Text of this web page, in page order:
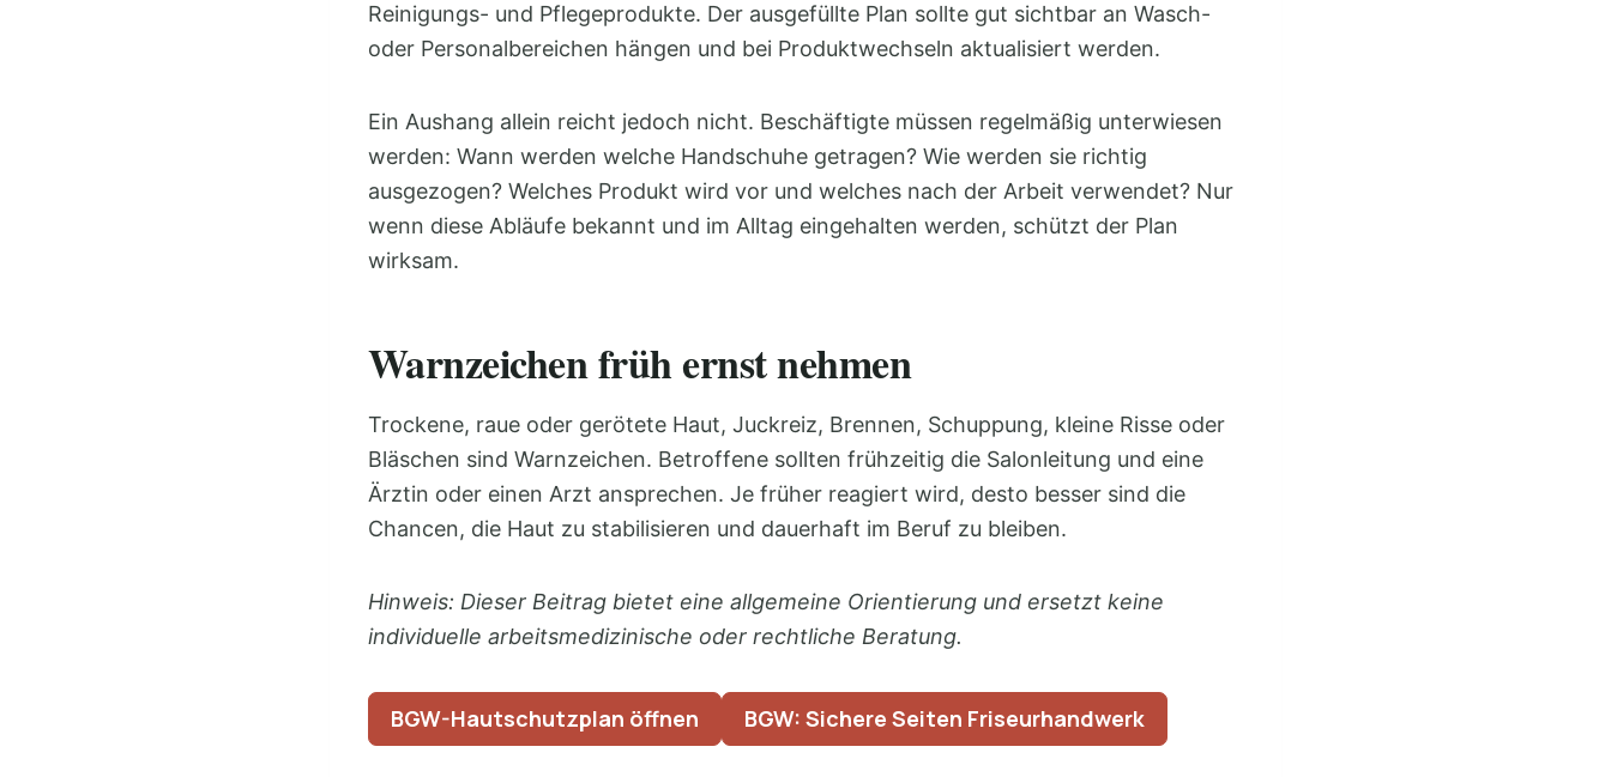
Reinigungs- und Pflegeprodukte. Der ausgefüllte Plan sollte gut sichtbar an Wasch-
oder Personalbereichen hängen und bei Produktwechseln aktualisiert werden.
Ein Aushang allein reicht jedoch nicht. Beschäftigte müssen regelmäßig unterwiesen
werden: Wann werden welche Handschuhe getragen? Wie werden sie richtig
ausgezogen? Welches Produkt wird vor und welches nach der Arbeit verwendet? Nur
wenn diese Abläufe bekannt und im Alltag eingehalten werden, schützt der Plan
wirksam.
Warnzeichen früh ernst nehmen
Trockene, raue oder gerötete Haut, Juckreiz, Brennen, Schuppung, kleine Risse oder
Bläschen sind Warnzeichen. Betroffene sollten frühzeitig die Salonleitung und eine
Ärztin oder einen Arzt ansprechen. Je früher reagiert wird, desto besser sind die
Chancen, die Haut zu stabilisieren und dauerhaft im Beruf zu bleiben.
Hinweis: Dieser Beitrag bietet eine allgemeine Orientierung und ersetzt keine
individuelle arbeitsmedizinische oder rechtliche Beratung.
BGW-Hautschutzplan öffnen BGW: Sichere Seiten Friseurhandwerk